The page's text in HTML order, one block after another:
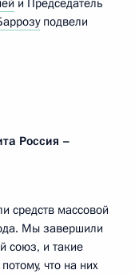
и Председатель
подвели
Россия –
средств массовой
Мы завершили
союз, и такие
что на них